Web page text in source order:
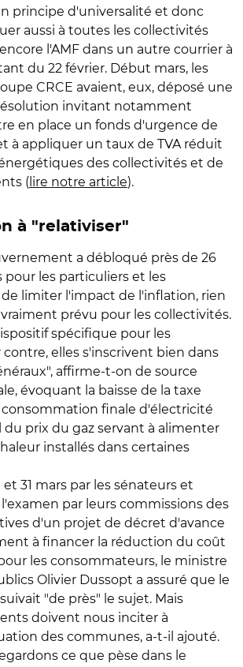
principe d'universalité et donc
aussi à toutes les collectivités
l'AMF dans un autre courrier à
du 22 février. Début mars, les
CRCE avaient, eux, déposé une
invitant notamment
en place un fonds d'urgence de
à appliquer un taux de TVA réduit
des collectivités et de
( lire notre article).
à "relativiser"
a débloqué près de 26
pour les particuliers et les
limiter l'impact de l'inflation, rien
prévu pour les collectivités.
spécifique pour les
elles s'inscrivent bien dans
affirme-t-on de source
évoquant la baisse de la taxe
finale d'électricité
du prix du gaz servant à alimenter
installés dans certaines
et 31 mars par les sénateurs et
par leurs commissions des
d'un projet de décret d'avance
à financer la réduction du coût
les consommateurs, le ministre
Olivier Dussopt a assuré que le
"de près" le sujet. Mais
doivent nous inciter à
des communes, a-t-il ajouté.
ce que pèse dans le